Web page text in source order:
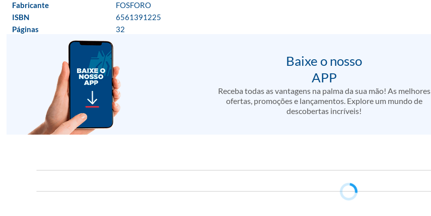
Fabricante
FOSFORO
ISBN
6561391225
Páginas
32
Baixe o nosso
APP
Receba todas as vantagens na palma da sua mão! As melhores
ofertas, promoções e lançamentos. Explore um mundo de
descobertas incríveis!